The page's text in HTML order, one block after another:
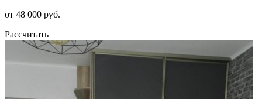
от 48 000 руб.
Рассчитать